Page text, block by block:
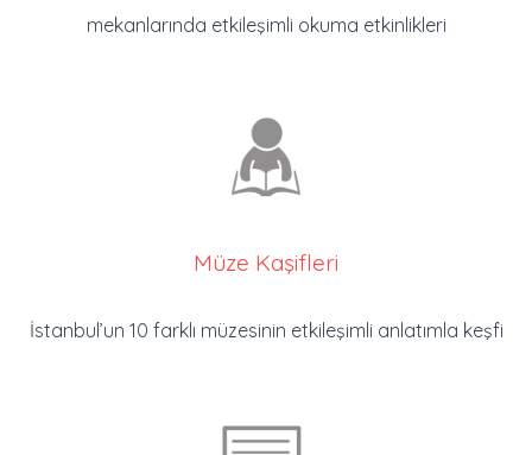
mekanlarında etkileşimli okuma etkinlikleri
Müze Kaşifleri
İstanbul’un 10 farklı müzesinin etkileşimli anlatımla keşfi